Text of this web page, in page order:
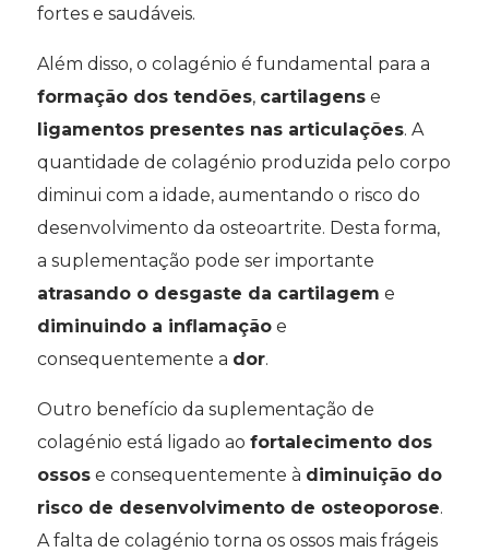
fortes e saudáveis.
Além disso, o colagénio é fundamental para a
formação dos tendões, cartilagense
ligamentos presentes nas articulações. A
quantidade de colagénio produzida pelo corpo
diminui com a idade, aumentando o risco do
desenvolvimento da osteoartrite. Desta forma,
a suplementação pode ser importante
atrasando o desgaste da cartilagem e
diminuindo a inflamaçãoe
consequentemente a dor.
Outro benefício da suplementação de
colagénio está ligado ao fortalecimento dos
ossose consequentemente à diminuição do
risco de desenvolvimento de osteoporose.
A falta de colagénio torna os ossos mais frágeis